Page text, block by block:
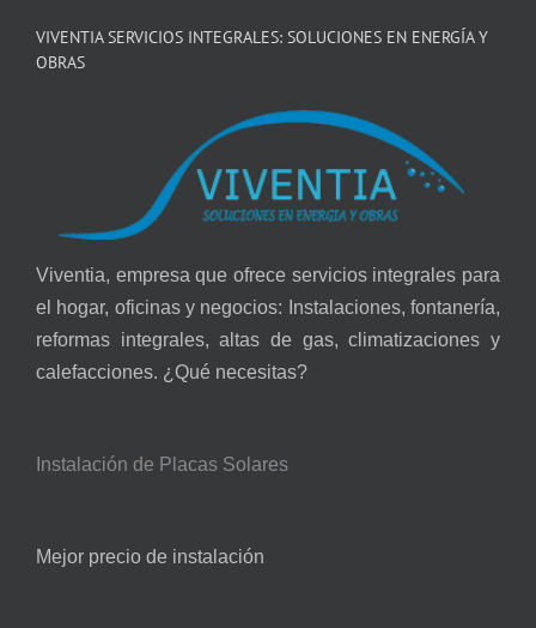
VIVENTIA SERVICIOS INTEGRALES: SOLUCIONES EN ENERGÍA Y
OBRAS
Viventia, empresa que ofrece servicios integrales para
el hogar, oficinas y negocios: Instalaciones, fontanería,
reformas integrales, altas de gas, climatizaciones y
calefacciones. ¿Qué necesitas?
Instalación de Placas Solares
Mejor precio de instalación